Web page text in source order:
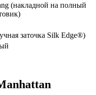
(накладной на полный
заточка Silk Edge®)